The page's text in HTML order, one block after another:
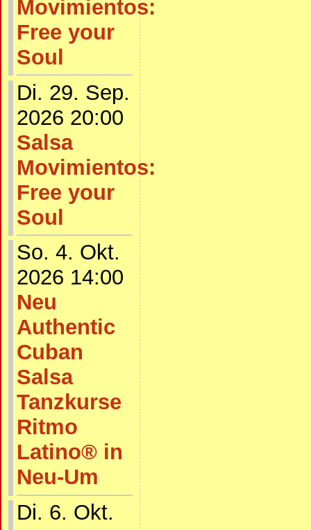
Movimientos:
Free your
Soul
Di. 29. Sep.
2026 20:00
Salsa
Movimientos:
Free your
Soul
So. 4. Okt.
2026 14:00
Neu
Authentic
Cuban
Salsa
Tanzkurse
Ritmo
Latino® in
Neu-Um
Di. 6. Okt.